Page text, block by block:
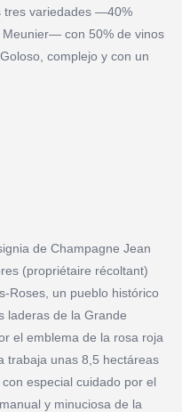
tres variedades —40%
Meunier— con 50% de vinos
complejo y con un
de Champagne Jean
(propriétaire récoltant)
Roses, un pueblo histórico
laderas de la Grande
el emblema de la rosa roja
trabaja unas 8,5 hectáreas
especial cuidado por el
y minuciosa de la